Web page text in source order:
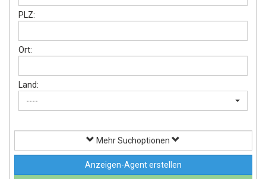
PLZ:
Ort:
Land:
----
Mehr Suchoptionen
Anzeigen-Agent erstellen